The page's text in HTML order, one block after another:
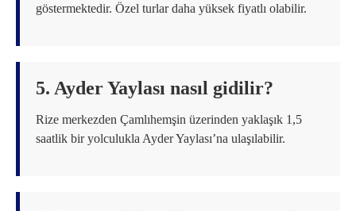
göstermektedir. Özel turlar daha yüksek fiyatlı olabilir.
5. Ayder Yaylası nasıl gidilir?
Rize merkezden Çamlıhemşin üzerinden yaklaşık 1,5
saatlik bir yolculukla Ayder Yaylası’na ulaşılabilir.